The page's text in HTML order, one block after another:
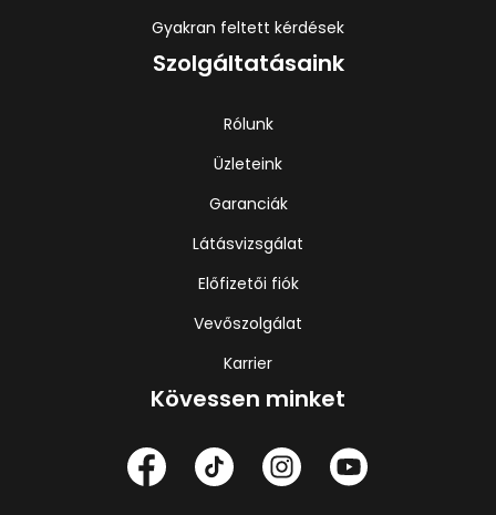
Gyakran feltett kérdések
Szolgáltatásaink
Rólunk
Üzleteink
Garanciák
Látásvizsgálat
Előfizetői fiók
Vevőszolgálat
Karrier
Kövessen minket